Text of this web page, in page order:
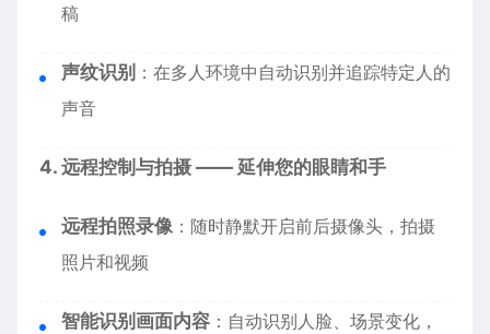
稿
声纹识别 ：在多人环境中自动识别并追踪特定人的
声音
4. 远程控制与拍摄 —— 延伸您的眼睛和手
远程拍照录像：随时静默开启前后摄像头，拍摄
照片和视频
智能识别画面内容 ：自动识别人脸、场景变化，